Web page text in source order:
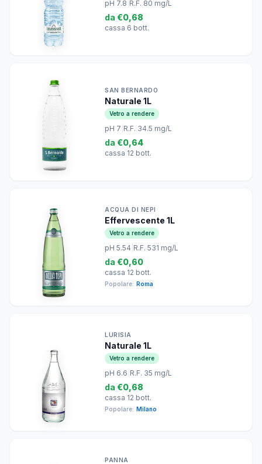
pH 7.8 R.F. 80 mg/L
da €0,68
cassa 6 bott.
SAN BERNARDO
Naturale 1L
Vetro a rendere
pH 7 R.F. 34.5 mg/L
da €0,64
cassa 12 bott.
ACQUA DI NEPI
Effervescente 1L
Vetro a rendere
pH 5.54 R.F. 531 mg/L
da €0,60
cassa 12 bott.
Popolare: Roma
LURISIA
Naturale 1L
Vetro a rendere
pH 6.6 R.F. 35 mg/L
da €0,68
cassa 12 bott.
Popolare: Milano
PANNA